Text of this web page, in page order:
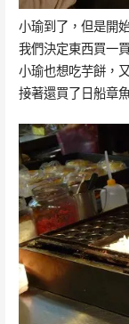
小瑜到了，但是開
我們決定東西買一
小瑜也想吃芋餅，
接著還買了日船章